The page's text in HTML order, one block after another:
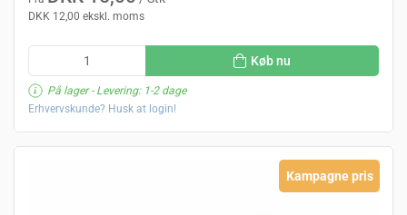
DKK 12,00 ekskl. moms
Køb nu
På lager- Levering: 1-2 dage
Erhvervskunde? Husk at login!
Kampagne pris